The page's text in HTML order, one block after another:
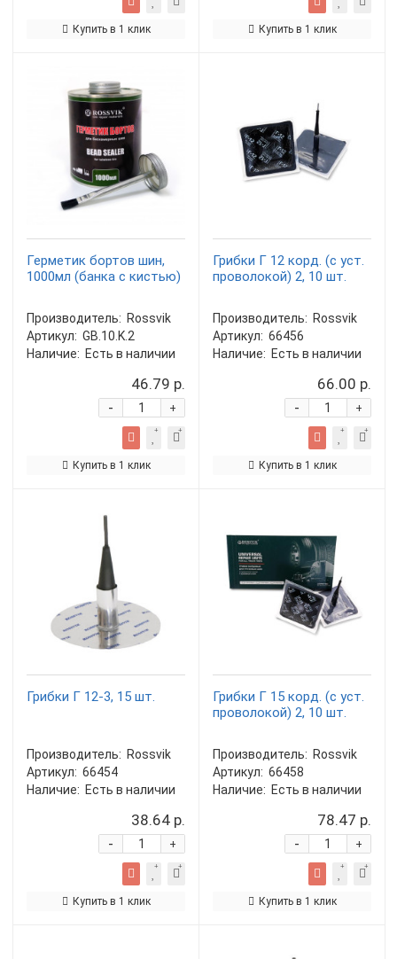
Купить в 1 клик Купить в 1 клик
Герметик бортов шин,
1000мл (банка с кистью)
Производитель: Rossvik
Артикул: GB.10.K.2
Наличие: Есть в наличии
46.79 р.
+
-
Купить в 1 клик
Грибки Г 12 корд. (с уст.
проволокой) 2, 10 шт.
Производитель: Rossvik
Артикул: 66456
Наличие: Есть в наличии
66.00 р.
+
-
Купить в 1 клик
Грибки Г 12-3, 15 шт.
Производитель: Rossvik
Артикул: 66454
Наличие: Есть в наличии
38.64 р.
+
-
Купить в 1 клик
Грибки Г 15 корд. (с уст.
проволокой) 2, 10 шт.
Производитель: Rossvik
Артикул: 66458
Наличие: Есть в наличии
78.47 р.
+
-
Купить в 1 клик